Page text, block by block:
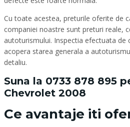
Cu toate acestea, preturile oferite de
companiei noastre sunt preturi reale,
autoturismului. Inspectia efectuata de
acopera starea generala a
detaliu.
Suna la 0733 878 895
Chevrolet 2008
Ce avantaje iti